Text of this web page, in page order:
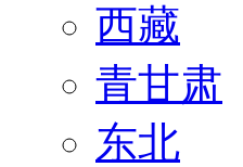
西藏
青甘肃
东北